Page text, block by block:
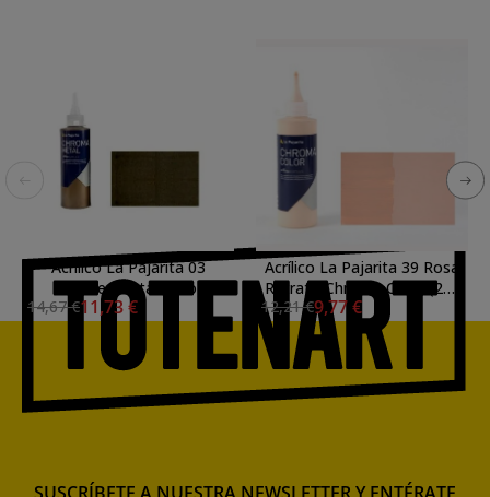
Acrílico La Pajarita 03
Bronce (Metalizado)
Chroma color (200 ml.)
14,67 €11,73 €
Acrílico La Pajarita 39 Rosa
Retrato Chroma Color (200
ml.)
12,21 €9,77 €